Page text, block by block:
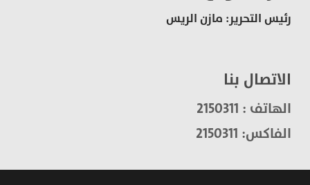
رئيس التحرير: مازن الريس
الاتصال بنا
الهاتف : 2150311
الفاكس: 2150311